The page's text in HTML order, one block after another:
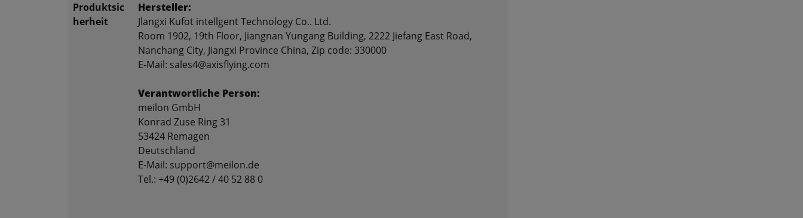
Produktsic
herheit
Hersteller:
Jlangxi Kufot intellgent Technology Co.. Ltd.
Room 1902, 19th Floor, Jiangnan Yungang Building, 2222 Jiefang East Road,
Nanchang City, Jiangxi Province China, Zip code: 330000
E-Mail: sales4@axisflying.com
Verantwortliche Person:
meilon GmbH
Konrad Zuse Ring 31
53424 Remagen
Deutschland
E-Mail: support@meilon.de
Tel.: +49 (0)2642 / 40 52 88 0